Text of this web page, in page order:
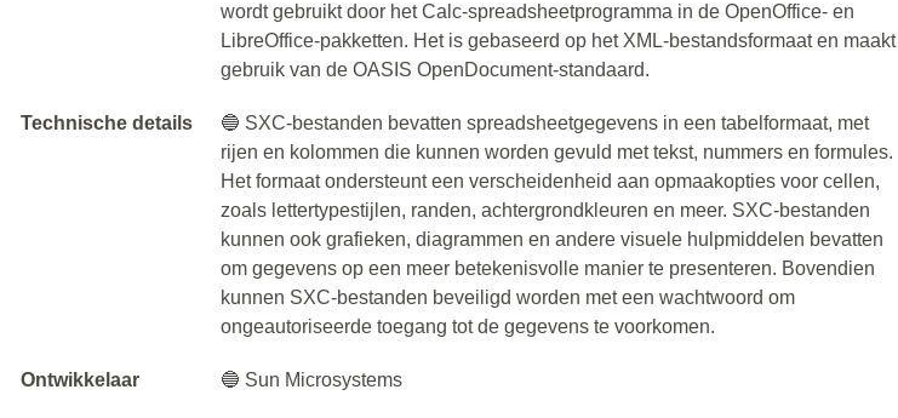
wordt gebruikt door het Calc-spreadsheetprogramma in de OpenOffice- en
LibreOffice-pakketten. Het is gebaseerd op het XML-bestandsformaat en maakt
gebruik van de OASIS OpenDocument-standaard.
Technische details
🔵 SXC-bestanden bevatten spreadsheetgegevens in een tabelformaat, met
rijen en kolommen die kunnen worden gevuld met tekst, nummers en formules.
Het formaat ondersteunt een verscheidenheid aan opmaakopties voor cellen,
zoals lettertypestijlen, randen, achtergrondkleuren en meer. SXC-bestanden
kunnen ook grafieken, diagrammen en andere visuele hulpmiddelen bevatten
om gegevens op een meer betekenisvolle manier te presenteren. Bovendien
kunnen SXC-bestanden beveiligd worden met een wachtwoord om
ongeautoriseerde toegang tot de gegevens te voorkomen.
Ontwikkelaar 🔵 Sun Microsystems